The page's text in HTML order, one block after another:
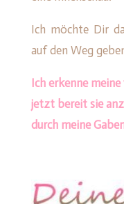
Ich möchte Dir
auf den Weg
Ich erkenne
jetzt bereit sie
durch meine